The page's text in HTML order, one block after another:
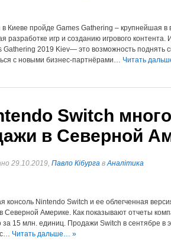
в Киеве пройде Games Gathering – крупнейшая
разработке игр и созданию игрового
Gathering 2019 Kiev— это возможность поднять
с новыми бизнес-партнёрами… Читать
Switch
в Северной
29.10.2019, Павло Кібурга вАналітика
консоль Nintendo Switch и ее облегченная
Северной Америке. Как показывают отчеты
за 15 млн. единиц. Продажи Switch в сентябре в
Читать дальше… »